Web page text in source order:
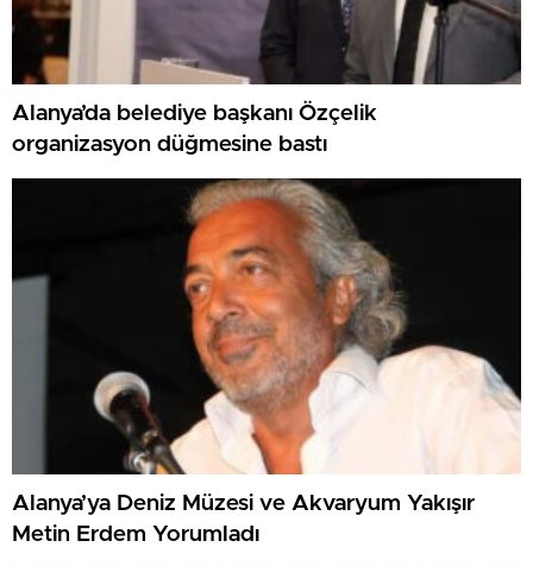
Alanya’da belediye başkanı Özçelik
organizasyon düğmesine bastı
Alanya’ya Deniz Müzesi ve Akvaryum Yakışır
Metin Erdem Yorumladı